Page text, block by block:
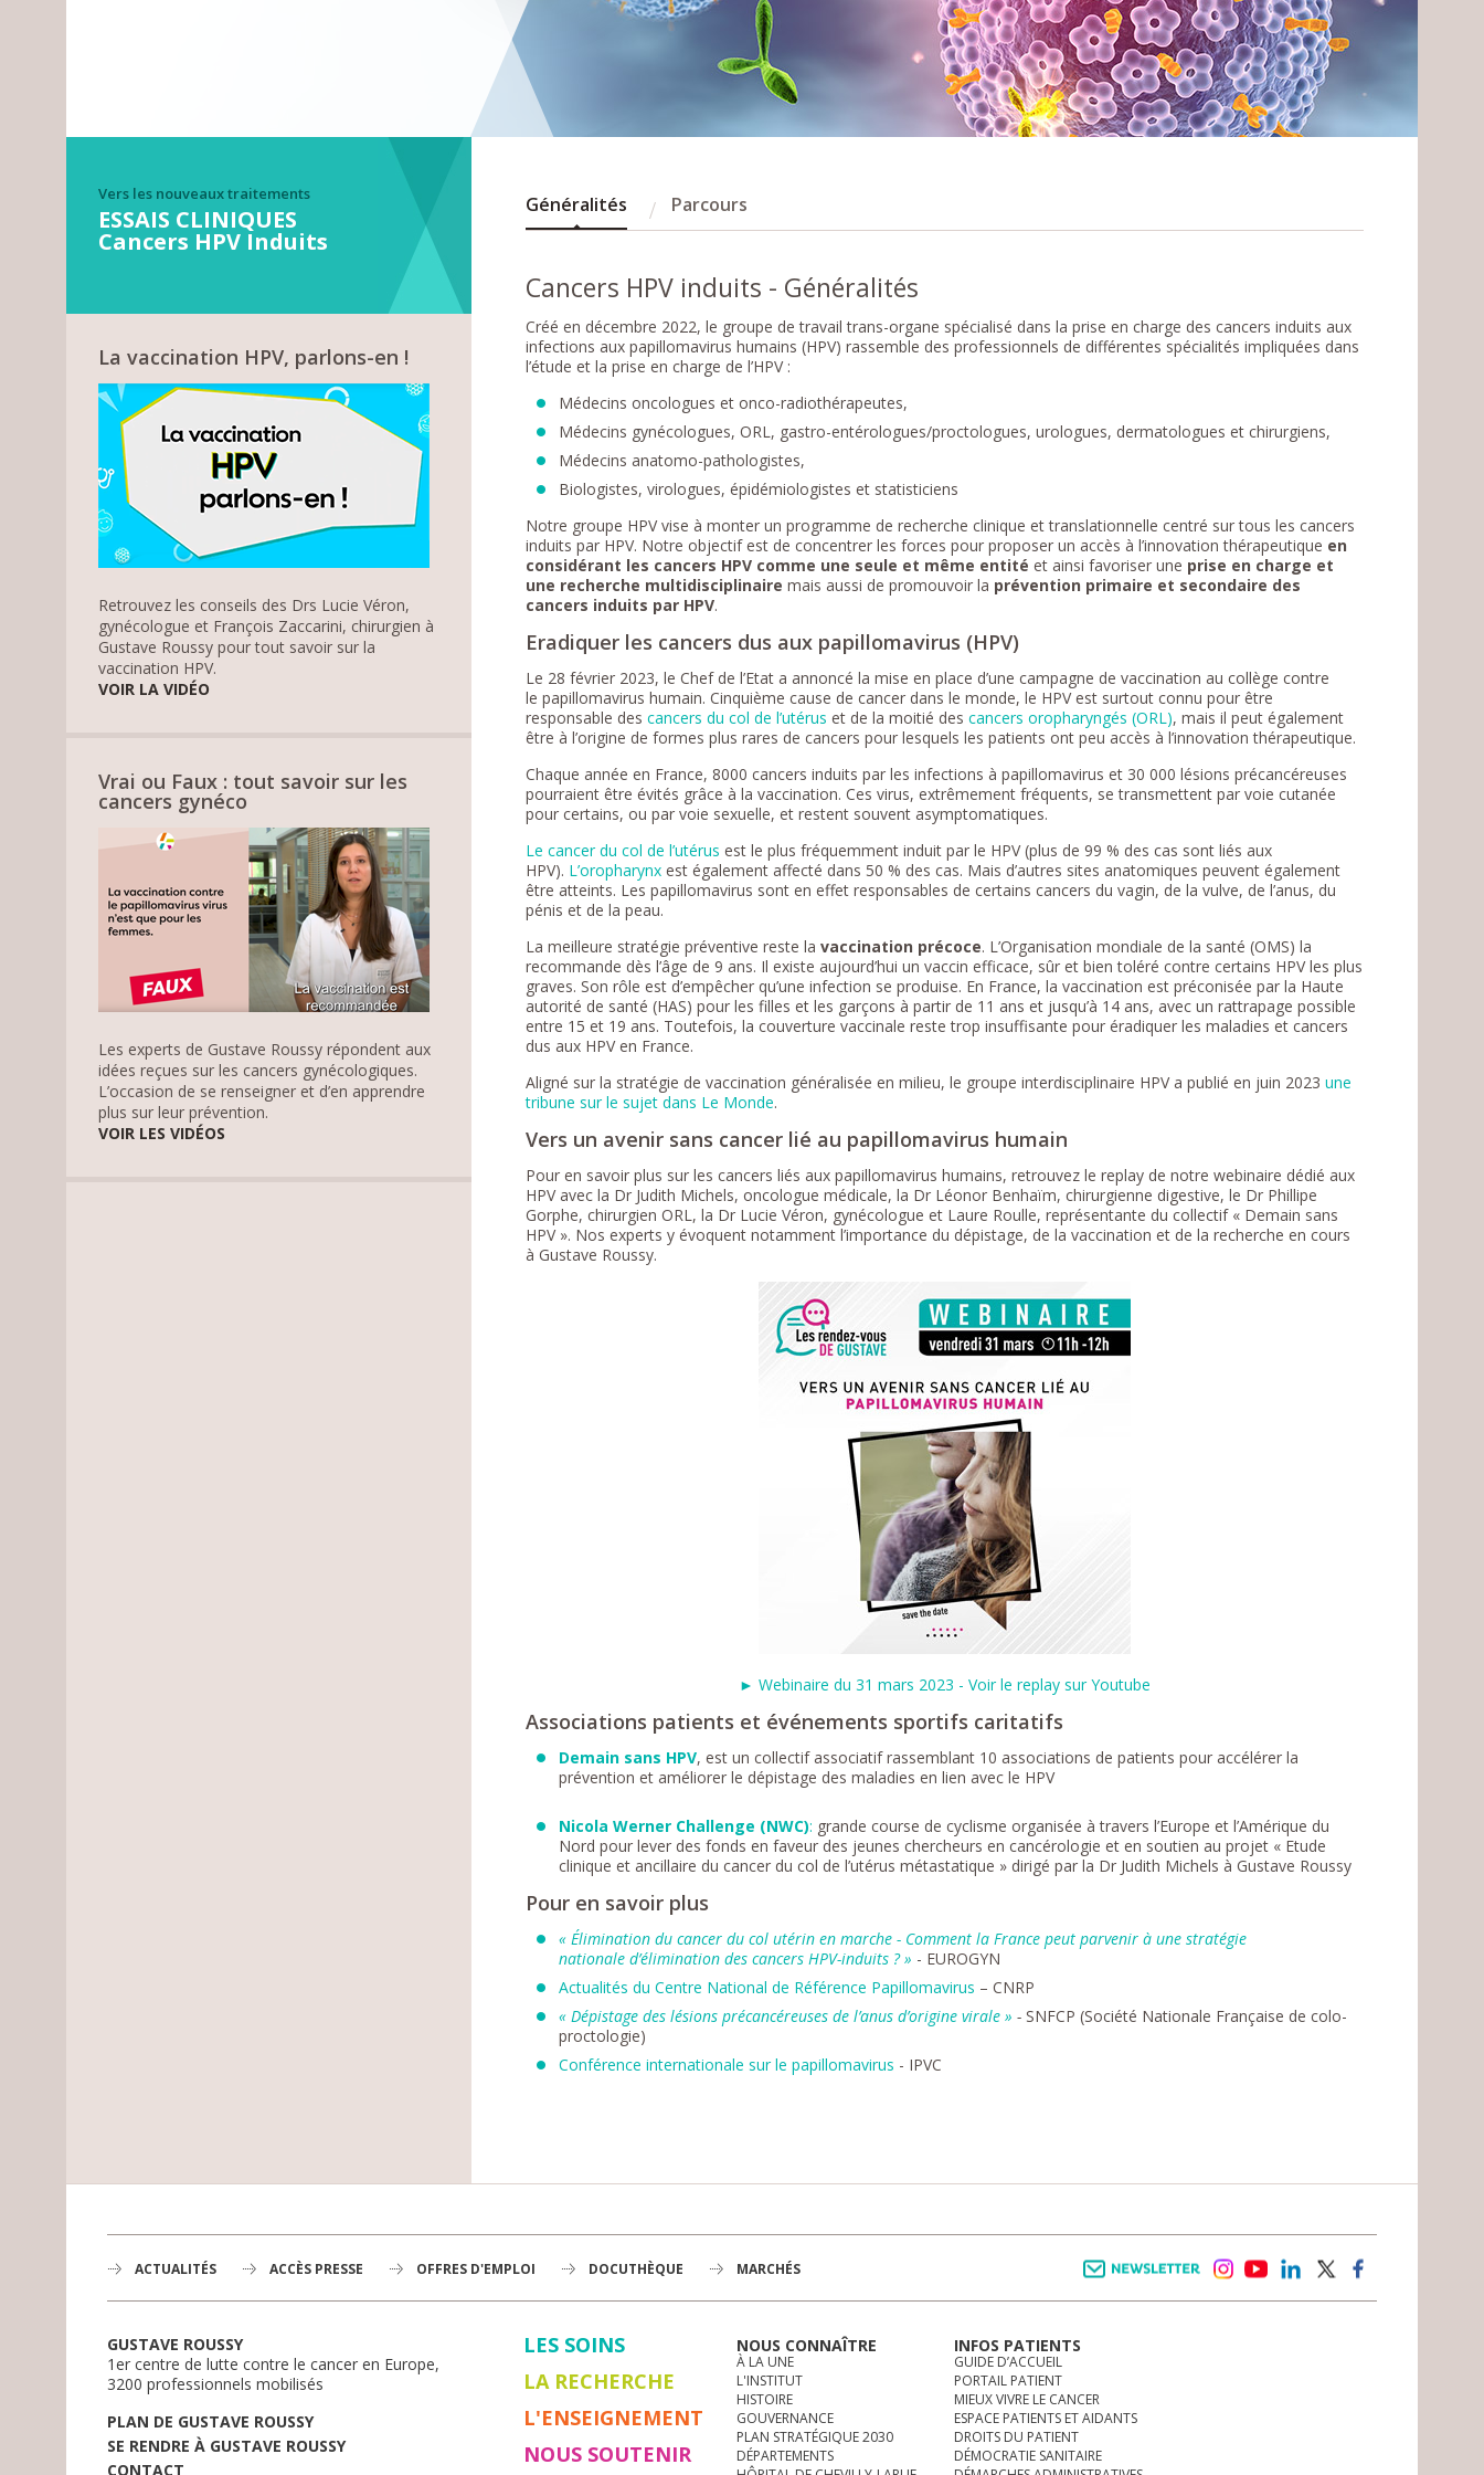
Vers les nouveaux traitements
ESSAIS CLINIQUES
Cancers HPV Induits
La vaccination HPV, parlons-en !
Retrouvez les conseils des Drs Lucie Véron,
gynécologue et François Zaccarini, chirurgien à
Gustave Roussy pour tout savoir sur la
vaccination HPV.
VOIR LA VIDÉO
Vrai ou Faux : tout savoir sur les
cancers gynéco
Les experts de Gustave Roussy répondent aux
idées reçues sur les cancers gynécologiques.
L’occasion de se renseigner et d’en apprendre
plus sur leur prévention.
VOIR LES VIDÉOS
Généralités Parcours
Cancers HPV induits - Généralités
Créé en décembre 2022, le groupe de travail trans-organe spécialisé dans la prise en charge des cancers induits aux
infections aux papillomavirus humains (HPV) rassemble des professionnels de différentes spécialités impliquées dans
l’étude et la prise en charge de l’HPV :
Médecins oncologues et onco-radiothérapeutes,
Médecins gynécologues, ORL, gastro-entérologues/proctologues, urologues, dermatologues et chirurgiens,
Médecins anatomo-pathologistes,
Biologistes, virologues, épidémiologistes et statisticiens
Notre groupe HPV vise à monter un programme de recherche clinique et translationnelle centré sur tous les cancers
induits par HPV. Notre objectif est de concentrer les forces pour proposer un accès à l’innovation thérapeutique en
considérant les cancers HPV comme une seule et même entité et ainsi favoriser une prise en charge et
une recherche multidisciplinaire mais aussi de promouvoir la prévention primaire et secondaire des
cancers induits par HPV.
Eradiquer les cancers dus aux papillomavirus (HPV)
Le 28 février 2023, le Chef de l’Etat a annoncé la mise en place d’une campagne de vaccination au collège contre
le papillomavirus humain. Cinquième cause de cancer dans le monde, le HPV est surtout connu pour être
responsable descancers du col de l’utérus et de la moitié descancers oropharyngés (ORL), mais il peut également
être à l’origine de formes plus rares de cancers pour lesquels les patients ont peu accès à l’innovation thérapeutique.
Chaque année en France, 8000 cancers induits par les infections à papillomavirus et 30 000 lésions précancéreuses
pourraient être évités grâce à la vaccination. Ces virus, extrêmement fréquents, se transmettent par voie cutanée
pour certains, ou par voie sexuelle, et restent souvent asymptomatiques.
Le cancer du col de l’utérus est le plus fréquemment induit par le HPV (plus de 99 % des cas sont liés aux
HPV). L’oropharynx est également affecté dans 50 % des cas. Mais d’autres sites anatomiques peuvent également
être atteints. Les papillomavirus sont en effet responsables de certains cancers du vagin, de la vulve, de l’anus, du
pénis et de la peau.
La meilleure stratégie préventive reste lavaccination précoce. L’Organisation mondiale de la santé (OMS) la
recommande dès l’âge de 9 ans. Il existe aujourd’hui un vaccin efficace, sûr et bien toléré contre certains HPV les plus
graves. Son rôle est d’empêcher qu’une infection se produise. En France, la vaccination est préconisée par la Haute
autorité de santé (HAS) pour les filles et les garçons à partir de 11 ans et jusqu’à 14 ans, avec un rattrapage possible
entre 15 et 19 ans. Toutefois, la couverture vaccinale reste trop insuffisante pour éradiquer les maladies et cancers
dus aux HPV en France.
Aligné sur la stratégie de vaccination généralisée en milieu, le groupe interdisciplinaire HPV a publié en juin 2023une
tribune sur le sujet dans Le Monde.
Vers un avenir sans cancer lié au papillomavirus humain
Pour en savoir plus sur les cancers liés aux papillomavirus humains, retrouvez le replay de notre webinaire dédié aux
HPV avec la Dr Judith Michels, oncologue médicale, la Dr Léonor Benhaïm, chirurgienne digestive, le Dr Phillipe
Gorphe, chirurgien ORL, la Dr Lucie Véron, gynécologue et Laure Roulle, représentante du collectif « Demain sans
HPV ». Nos experts y évoquent notamment l’importance du dépistage, de la vaccination et de la recherche en cours
à Gustave Roussy.
► Webinaire du 31 mars 2023 - Voir le replay sur Youtube
Associations patients et événements sportifs caritatifs
Demain sans HPV, est un collectif associatif rassemblant 10 associations de patients pour accélérer la
prévention et améliorer le dépistage des maladies en lien avec le HPV
Nicola Werner Challenge (NWC): grande course de cyclisme organisée à travers l’Europe et l’Amérique du
Nord pour lever des fonds en faveur des jeunes chercheurs en cancérologie et en soutien au projet « Etude
clinique et ancillaire du cancer du col de l’utérus métastatique » dirigé par la Dr Judith Michels à Gustave Roussy
Pour en savoir plus
« Élimination du cancer du col utérin en marche - Comment la France peut parvenir à une stratégie
nationale d’élimination des cancers HPV-induits ? » - EUROGYN
Actualités du Centre National de Référence Papillomavirus – CNRP
« Dépistage des lésions précancéreuses de l’anus d’origine virale » -SNFCP (Société Nationale Française de colo-
proctologie)
Conférence internationale sur le papillomavirus - IPVC
ACTUALITÉS ACCÈS PRESSE OFFRES D'EMPLOI DOCUTHÈQUE MARCHÉS
GUSTAVE ROUSSY
1er centre de lutte contre le cancer en Europe,
3200 professionnels mobilisés
PLAN DE GUSTAVE ROUSSY
SE RENDRE À GUSTAVE ROUSSY
CONTACT
LES SOINS
LA RECHERCHE
L'ENSEIGNEMENT
NOUS SOUTENIR
NOUS CONNAÎTRE
À LA UNE
L'INSTITUT
HISTOIRE
GOUVERNANCE
PLAN STRATÉGIQUE 2030
DÉPARTEMENTS
INFOS PATIENTS
GUIDE D’ACCUEIL
PORTAIL PATIENT
MIEUX VIVRE LE CANCER
ESPACE PATIENTS ET AIDANTS
DROITS DU PATIENT
DÉMOCRATIE SANITAIRE